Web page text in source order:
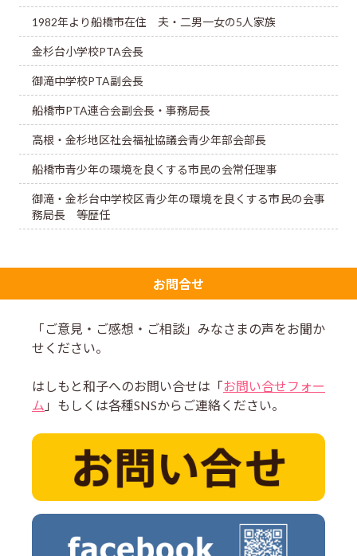
1982年より船橋市在住 夫・二男一女の5人家族
金杉台小学校PTA会長
御滝中学校PTA副会長
船橋市PTA連合会副会長・事務局長
高根・金杉地区社会福祉協議会青少年部会部長
船橋市青少年の環境を良くする市民の会常任理事
御滝・金杉台中学校区青少年の環境を良くする市民の会事
務局長 等歴任
お問合せ
「ご意見・ご感想・ご相談」みなさまの声をお聞か
せください。
はしもと和子へのお問い合せは「お問い合せフォー
ム 」もしくは各種SNSからご連絡ください。